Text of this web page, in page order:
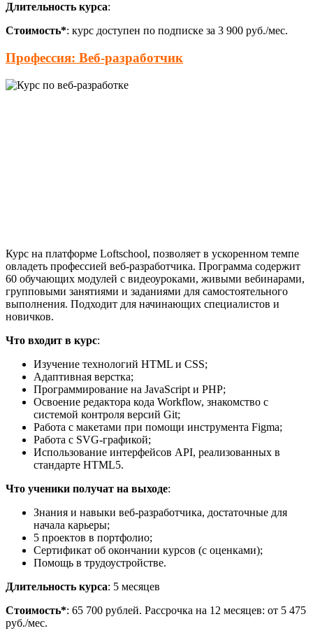
Длительность курса:
Стоимость*: курс доступен по подписке за 3 900 руб./мес.
Профессия: Веб-разработчик
Курс на платформе Loftschool, позволяет в ускоренном темпе
овладеть профессией веб-разработчика. Программа содержит
60 обучающих модулей с видеоуроками, живыми вебинарами,
групповыми занятиями и заданиями для самостоятельного
выполнения. Подходит для начинающих специалистов и
новичков.
Что входит в курс:
Изучение технологий HTML и CSS;
Адаптивная верстка;
Программирование на JavaScript и PHP;
Освоение редактора кода Workflow, знакомство с
системой контроля версий Git;
Работа с макетами при помощи инструмента Figma;
Работа с SVG-графикой;
Использование интерфейсов API, реализованных в
стандарте HTML5.
Что ученики получат на выходе:
Знания и навыки веб-разработчика, достаточные для
начала карьеры;
5 проектов в портфолио;
Сертификат об окончании курсов (с оценками);
Помощь в трудоустройстве.
Длительность курса: 5 месяцев
Стоимость*: 65 700 рублей. Рассрочка на 12 месяцев: от 5 475
руб./мес.